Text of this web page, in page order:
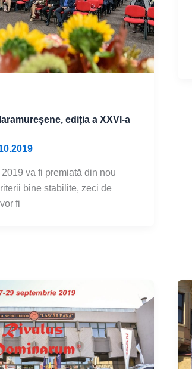
ediția a XXVI-a
va fi premiată din nou
bine stabilite, zeci de
fi